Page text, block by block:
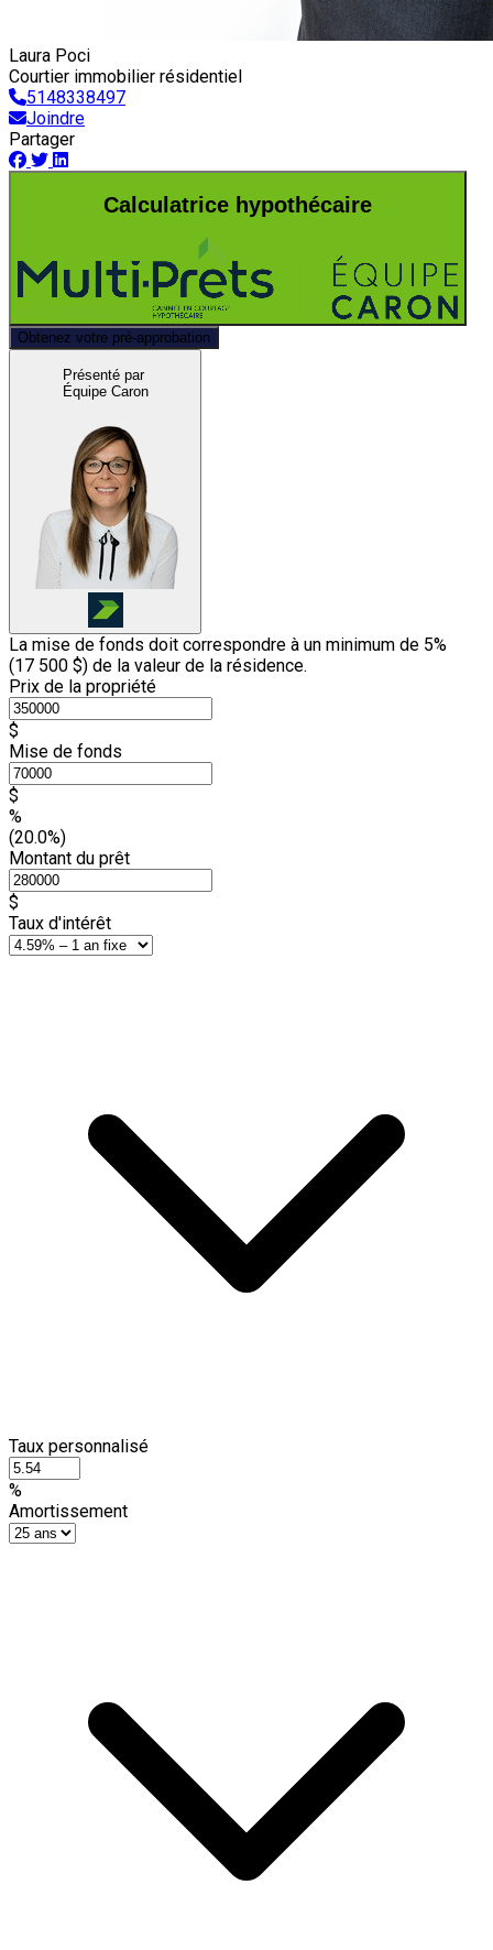
Laura Poci
Courtier immobilier résidentiel
5148338497
Joindre
Partager
Calculatrice hypothécaire
Obtenez votre pré-approbation
Présenté par
Équipe Caron
La mise de fonds doit correspondre à un minimum de 5%
(17 500 $) de la valeur de la résidence.
Prix de la propriété
$
Mise de fonds
$
%
(20.0%)
Montant du prêt
$
Taux d'intérêt
Taux personnalisé
%
Amortissement